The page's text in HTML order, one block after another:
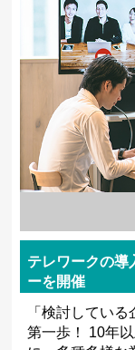
テレワークの導
ーを開催
「検討してい
第一歩！ 10年